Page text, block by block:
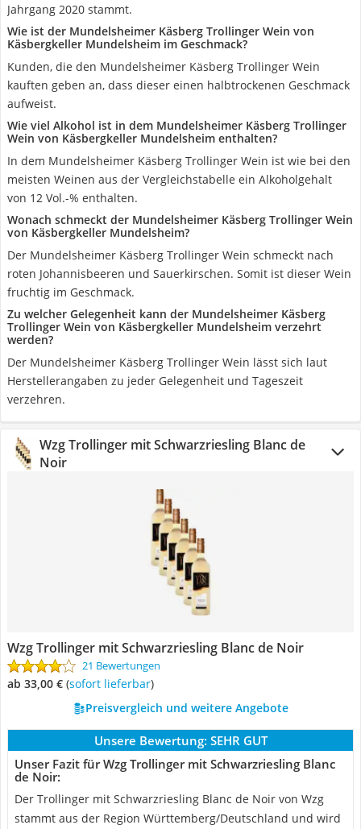
Jahrgang 2020 stammt.
Wie ist der Mundelsheimer Käsberg Trollinger Wein von
Käsbergkeller Mundelsheim im Geschmack?
Kunden, die den Mundelsheimer Käsberg Trollinger Wein
kauften geben an, dass dieser einen halbtrockenen Geschmack
aufweist.
Wie viel Alkohol ist in dem Mundelsheimer Käsberg Trollinger
Wein von Käsbergkeller Mundelsheim enthalten?
In dem Mundelsheimer Käsberg Trollinger Wein ist wie bei den
meisten Weinen aus der Vergleichstabelle ein Alkoholgehalt
von 12 Vol.-% enthalten.
Wonach schmeckt der Mundelsheimer Käsberg Trollinger Wein
von Käsbergkeller Mundelsheim?
Der Mundelsheimer Käsberg Trollinger Wein schmeckt nach
roten Johannisbeeren und Sauerkirschen. Somit ist dieser Wein
fruchtig im Geschmack.
Zu welcher Gelegenheit kann der Mundelsheimer Käsberg
Trollinger Wein von Käsbergkeller Mundelsheim verzehrt
werden?
Der Mundelsheimer Käsberg Trollinger Wein lässt sich laut
Herstellerangaben zu jeder Gelegenheit und Tageszeit
verzehren.
Wzg Trollinger mit Schwarzriesling Blanc de
Noir
Wzg Trollinger mit Schwarzriesling Blanc de Noir
21 Bewertungen
ab 33,00 € ( Sofort lieferbar)
Preisvergleich und weitere Angebote
Unsere Bewertung: SEHR GUT
Unser Fazit für Wzg Trollinger mit Schwarzriesling Blanc
de Noir:
Der Trollinger mit Schwarzriesling Blanc de Noir von Wzg
stammt aus der Region Württemberg/Deutschland und wird